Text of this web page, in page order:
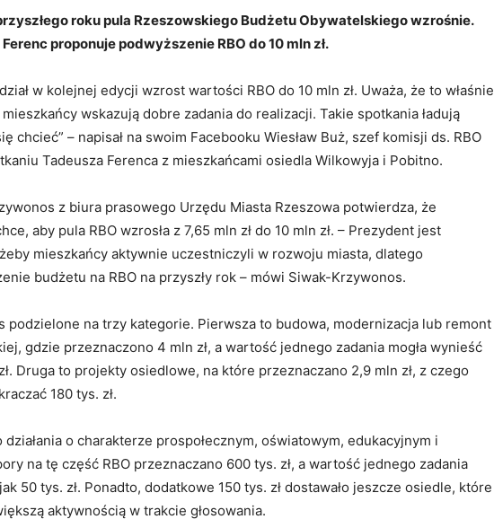
roku pula Rzeszowskiego Budżetu Obywatelskiego wzrośnie.
proponuje podwyższenie RBO do 10 mln zł.
w kolejnej edycji wzrost wartości RBO do 10 mln zł. Uważa, że to właśnie
wskazują dobre zadania do realizacji. Takie spotkania ładują
chcieć” – napisał na swoim Facebooku Wiesław Buż, szef komisji ds. RBO
Tadeusza Ferenca z mieszkańcami osiedla Wilkowyja i Pobitno.
z biura prasowego Urzędu Miasta Rzeszowa potwierdza, że
aby pula RBO wzrosła z 7,65 mln zł do 10 mln zł. – Prezydent jest
mieszkańcy aktywnie uczestniczyli w rozwoju miasta, dlatego
budżetu na RBO na przyszły rok – mówi Siwak-Krzywonos.
podzielone na trzy kategorie. Pierwsza to budowa, modernizacja lub remont
gdzie przeznaczono 4 mln zł, a wartość jednego zadania mogła wynieść
Druga to projekty osiedlowe, na które przeznaczano 2,9 mln zł, z czego
180 tys. zł.
o charakterze prospołecznym, oświatowym, edukacyjnym i
na tę część RBO przeznaczano 600 tys. zł, a wartość jednego zadania
50 tys. zł. Ponadto, dodatkowe 150 tys. zł dostawało jeszcze osiedle, które
aktywnością w trakcie głosowania.